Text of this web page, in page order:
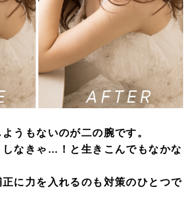
うもないのが二の腕です。
なきゃ…！と生きこんでもなかな
に力を入れるのも対策のひとつで